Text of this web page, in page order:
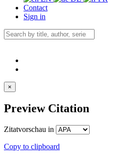
Contact
Sign in
×
Preview Citation
Zitatvorschau in
Copy to clipboard